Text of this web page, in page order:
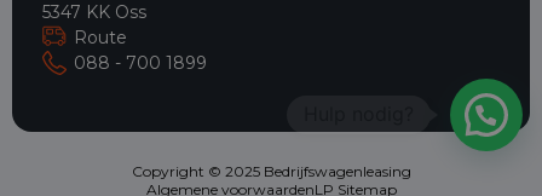
5347 KK Oss
Route
088 - 700 1899
Copyright © 2025 Bedrijfswagenleasing
Algemene voorwaardenLP Sitemap